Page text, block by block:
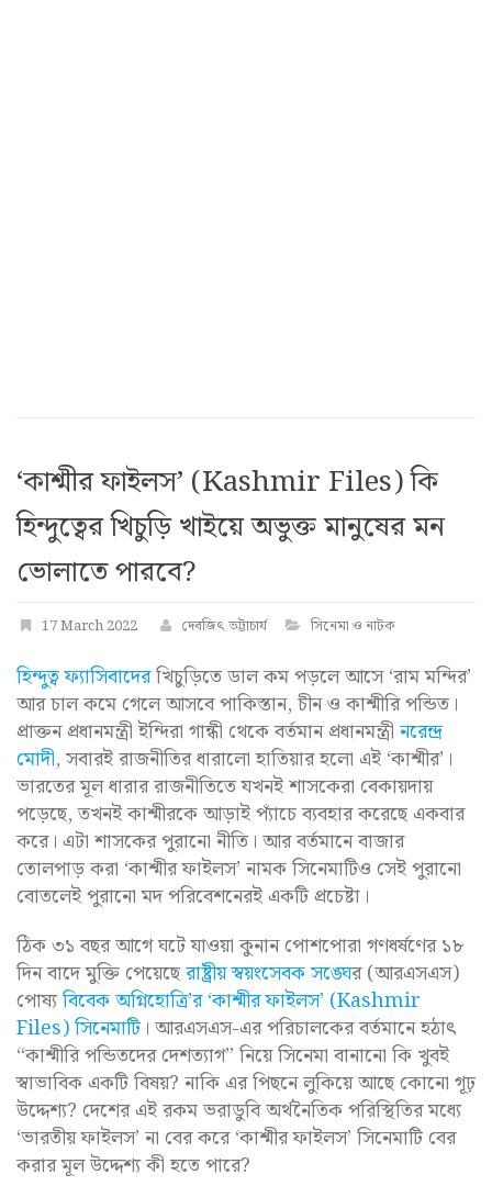
‘কাশ্মীর ফাইলস’ (Kashmir Files) কি
হিন্দুত্বের খিচুড়ি খাইয়ে অভুক্ত মানুষের মন
ভোলাতে পারবে?
17 March 2022 দেবজিৎ ভট্টাচার্য সিনেমা ও নাটক
হিন্দুত্ব ফ্যাসিবাদেরখিচুড়িতে ডাল কম পড়লে আসে ‘রাম মন্দির’
আর চাল কমে গেলে আসবে পাকিস্তান, চীন ও কাশ্মীরি পন্ডিত।
প্রাক্তন প্রধানমন্ত্রী ইন্দিরা গান্ধী থেকে বর্তমান প্রধানমন্ত্রী নরেন্দ্র
মোদী, সবারই রাজনীতির ধারালো হাতিয়ার হলো এই ‘কাশ্মীর’।
ভারতের মূল ধারার রাজনীতিতে যখনই শাসকেরা বেকায়দায়
পড়েছে, তখনই কাশ্মীরকে আড়াই প্যাঁচে ব্যবহার করেছে একবার
করে। এটা শাসকের পুরানো নীতি। আর বর্তমানে বাজার
তোলপাড় করা ‘কাশ্মীর ফাইলস’ নামক সিনেমাটিও সেই পুরানো
বোতলেই পুরানো মদ পরিবেশনেরই একটি প্রচেষ্টা।
ঠিক ৩১ বছর আগে ঘটে যাওয়া কুনান পোশপোরা গণধর্ষণের ১৮
দিন বাদে মুক্তি পেয়েছেরাষ্ট্রীয় স্বয়ংসেবক সঙ্ঘের (আরএসএস)
পোষ্যবিবেক অগ্নিহোত্রি’র ‘কাশ্মীর ফাইলস’ (Kashmir
Files) সিনেমাটি । আরএসএস-এর পরিচালকের বর্তমানে হঠাৎ
“কাশ্মীরি পন্ডিতদের দেশত্যাগ” নিয়ে সিনেমা বানানো কি খুবই
স্বাভাবিক একটি বিষয়? নাকি এর পিছনে লুকিয়ে আছে কোনো গূঢ়
উদ্দেশ্য? দেশের এই রকম ভরাডুবি অর্থনৈতিক পরিস্থিতির মধ্যে
‘ভারতীয় ফাইলস’ না বের করে ‘কাশ্মীর ফাইলস’ সিনেমাটি বের
করার মূল উদ্দেশ্য কী হতে পারে?